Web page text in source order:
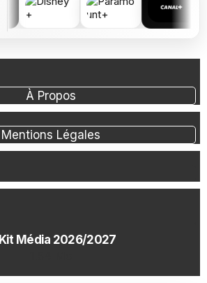
À Propos
Mentions Légales
Kit Média 2026/2027